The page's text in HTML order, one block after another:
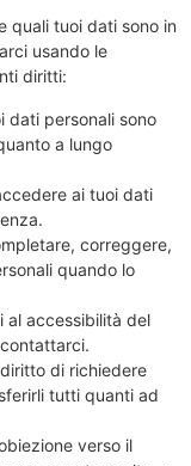
quali tuoi dati sono in
usando le
diritti:
dati personali sono
a lungo
ai tuoi dati
correggere,
quando lo
al accessibilità del
di richiedere
tutti quanti ad
verso il